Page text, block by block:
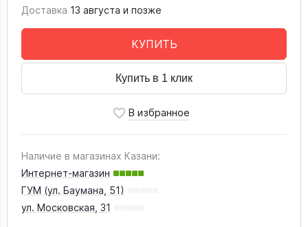
Доставка 13 августа и позже
КУПИТЬ
Купить в 1 клик
Наличие в магазинах Казани:
Интернет-магазин
ГУМ (ул. Баумана, 51)
ул. Московская, 31